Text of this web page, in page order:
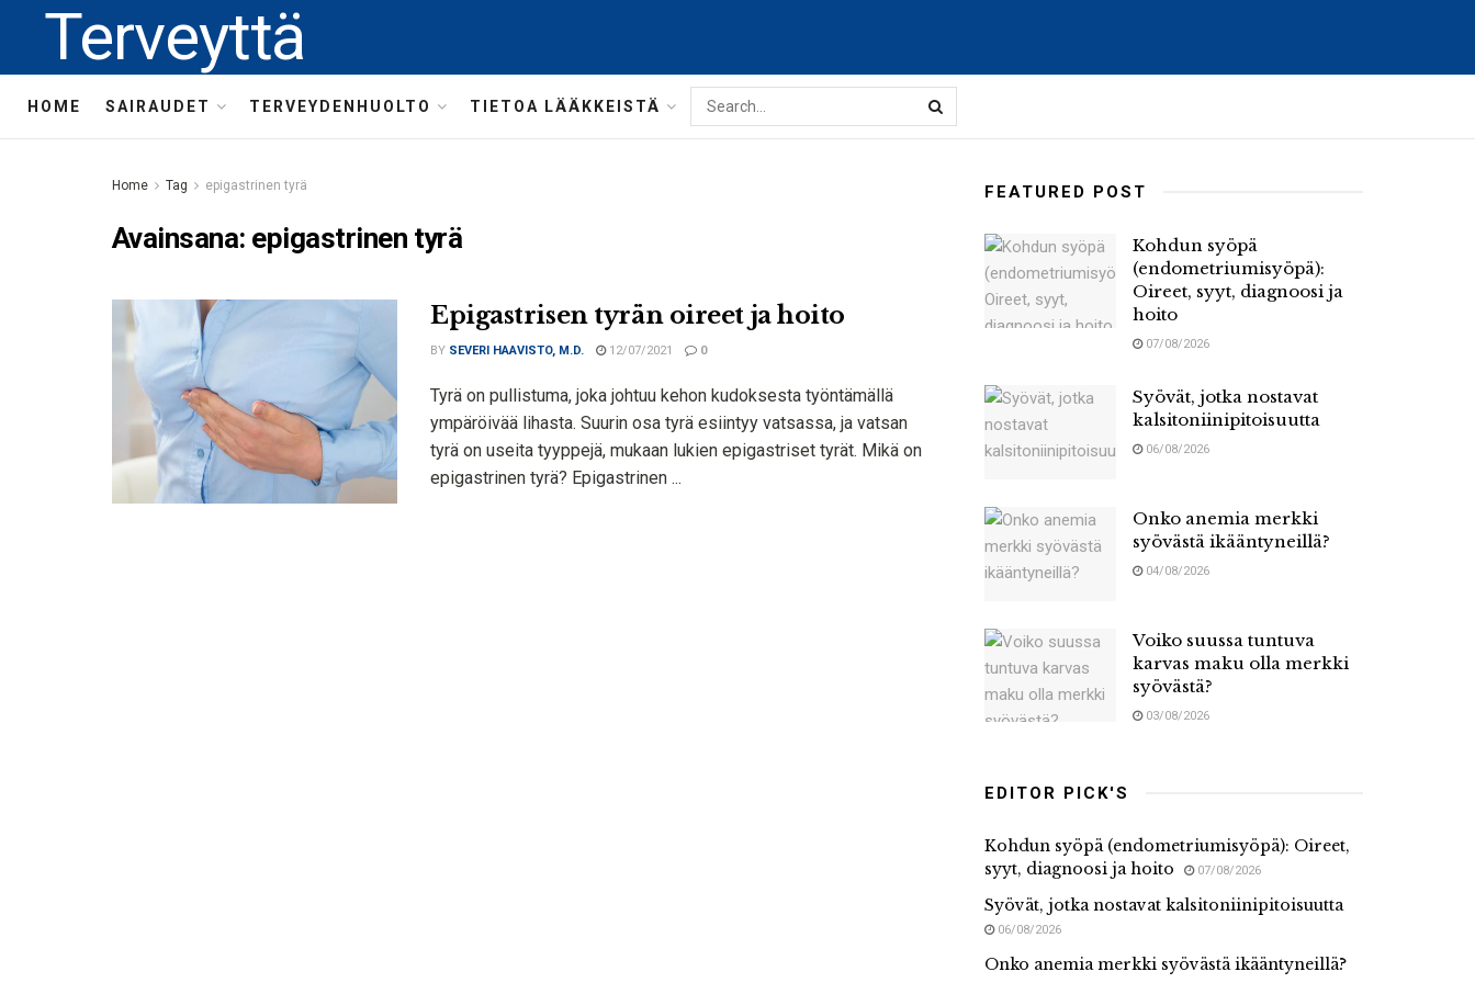
Terveyttä
HOME SAIRAUDET TERVEYDENHUOLTO TIETOA LÄÄKKEISTÄ
Home Tag epigastrinen tyrä
Avainsana: epigastrinen tyrä
Epigastrisen tyrän oireet ja hoito
BY SEVERI HAAVISTO, M.D. 12/07/2021 0
Tyrä on pullistuma, joka johtuu kehon kudoksesta työntämällä
ympäröivää lihasta. Suurin osa tyrä esiintyy vatsassa, ja vatsan
tyrä on useita tyyppejä, mukaan lukien epigastriset tyrät. Mikä on
epigastrinen tyrä? Epigastrinen ...
FEATURED POST
Kohdun syöpä
(endometriumisyöpä):
Oireet, syyt, diagnoosi ja
hoito
07/08/2026
Syövät, jotka nostavat
kalsitoniinipitoisuutta
06/08/2026
Onko anemia merkki
syövästä ikääntyneillä?
04/08/2026
Voiko suussa tuntuva
karvas maku olla merkki
syövästä?
03/08/2026
EDITOR PICK'S
Kohdun syöpä (endometriumisyöpä): Oireet,
syyt, diagnoosi ja hoito
07/08/2026
Syövät, jotka nostavat kalsitoniinipitoisuutta
06/08/2026
Onko anemia merkki syövästä ikääntyneillä?